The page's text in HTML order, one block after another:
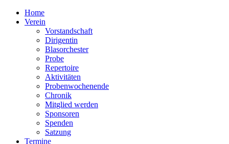
Home
Verein
Vorstandschaft
Dirigentin
Blasorchester
Probe
Repertoire
Aktivitäten
Probenwochenende
Chronik
Mitglied werden
Sponsoren
Spenden
Satzung
Termine